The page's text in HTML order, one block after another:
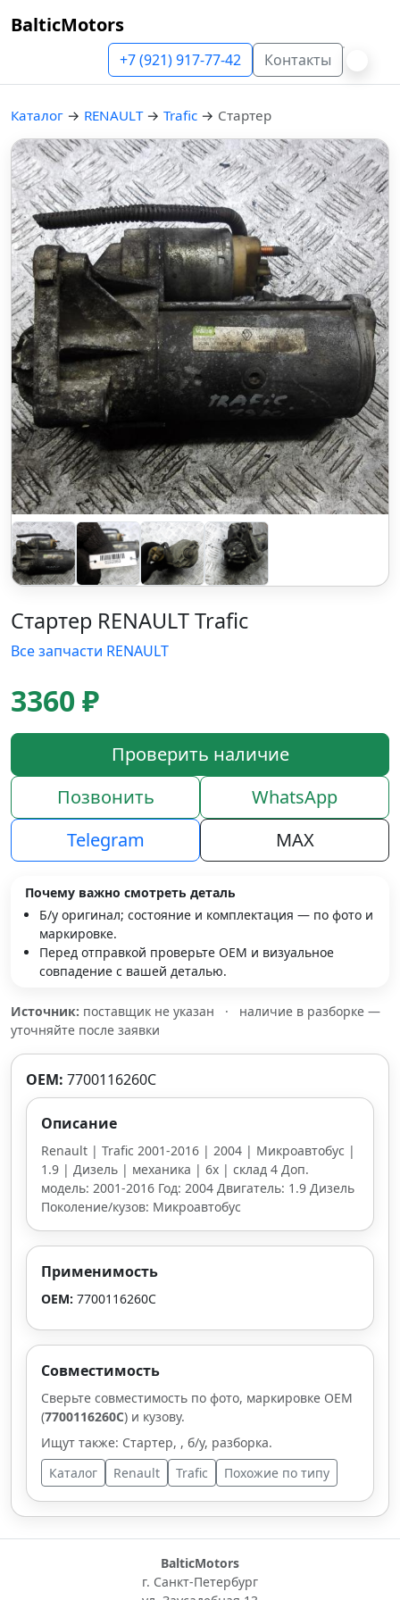
BalticMotors
+7 (921) 917-77-42 Контакты
Каталог → RENAULT → Trafic → Стартер
Стартер RENAULT Trafic
Все запчасти RENAULT
3360 ₽
Проверить наличие
Позвонить
WhatsApp
Telegram
MAX
Почему важно смотреть деталь
Б/у оригинал; состояние и комплектация — по фото и
маркировке.
Перед отправкой проверьте OEM и визуальное
совпадение с вашей деталью.
Источник: поставщик не указан ·
наличие в разборке —
уточняйте после заявки
OEM: 7700116260C
Описание
Renault | Trafic 2001-2016 | 2004 | Микроавтобус |
1.9 | Дизель | механика | 6x | склад 4 Доп.
модель: 2001-2016 Год: 2004 Двигатель: 1.9 Дизель
Поколение/кузов: Микроавтобус
Применимость
OEM: 7700116260C
Совместимость
Сверьте совместимость по фото, маркировке OEM
(7700116260C) и кузову.
Ищут также: Стартер, , б/у, разборка.
Каталог
Renault Trafic Похожие по типу
BalticMotors
г. Санкт-Петербург